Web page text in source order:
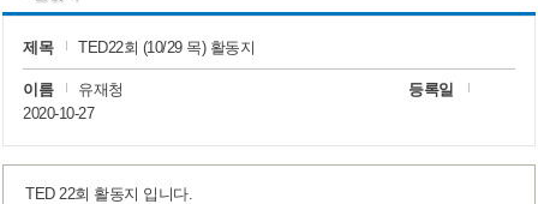
교육계획
제목 TED22회 (10/29 목) 활동지
이름 유재청
등록일
2020-10-27
TED 22회 활동지 입니다.